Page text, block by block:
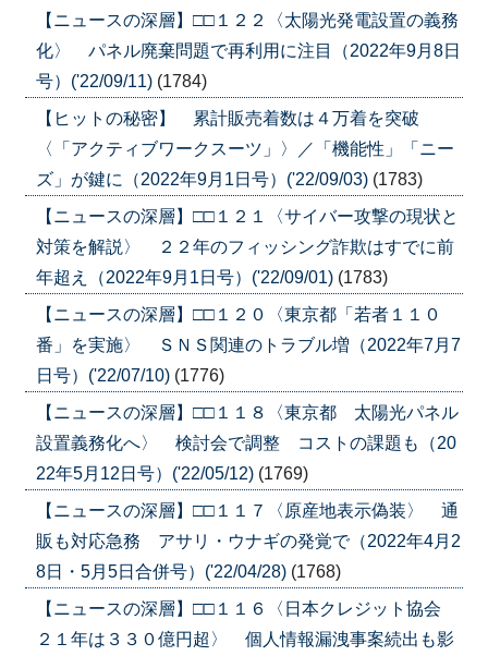
【ニュースの深層】□□１２２〈太陽光発電設置の義務
化〉 パネル廃棄問題で再利用に注目（2022年9月8日
号）('22/09/11) (1784)
【ヒットの秘密】 累計販売着数は４万着を突破
〈「アクティブワークスーツ」〉／「機能性」「ニー
ズ」が鍵に（2022年9月1日号）('22/09/03) (1783)
【ニュースの深層】□□１２１〈サイバー攻撃の現状と
対策を解説〉 ２２年のフィッシング詐欺はすでに前
年超え（2022年9月1日号）('22/09/01) (1783)
【ニュースの深層】□□１２０〈東京都「若者１１０
番」を実施〉 ＳＮＳ関連のトラブル増（2022年7月7
日号）('22/07/10) (1776)
【ニュースの深層】□□１１８〈東京都 太陽光パネル
設置義務化へ〉 検討会で調整 コストの課題も（20
22年5月12日号）('22/05/12) (1769)
【ニュースの深層】□□１１７〈原産地表示偽装〉 通
販も対応急務 アサリ・ウナギの発覚で（2022年4月2
8日・5月5日合併号）('22/04/28) (1768)
【ニュースの深層】□□１１６〈日本クレジット協会
２１年は３３０億円超〉 個人情報漏洩事案続出も影